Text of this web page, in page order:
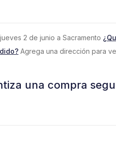
2 de junio a Sacramento
Agrega una dirección para
una compra